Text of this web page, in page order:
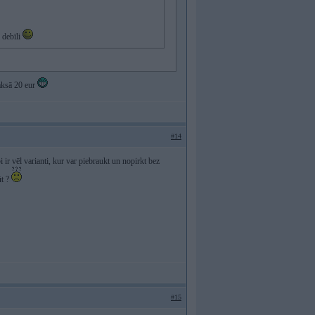
debīli
20 eur
#14
ir vēl varianti, kur var piebraukt un nopirkt bez
?
#15